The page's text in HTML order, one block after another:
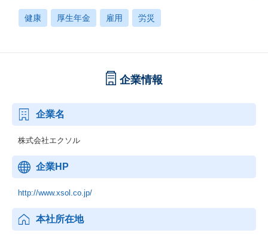
健康 厚生年金 雇用 労災
企業情報
企業名
株式会社エクソル
企業HP
http://www.xsol.co.jp/
本社所在地